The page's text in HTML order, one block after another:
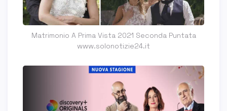
Matrimonio A Prima Vista 2021 Seconda Puntata
www.solonotizie24.it